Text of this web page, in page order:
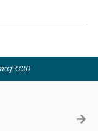
€20